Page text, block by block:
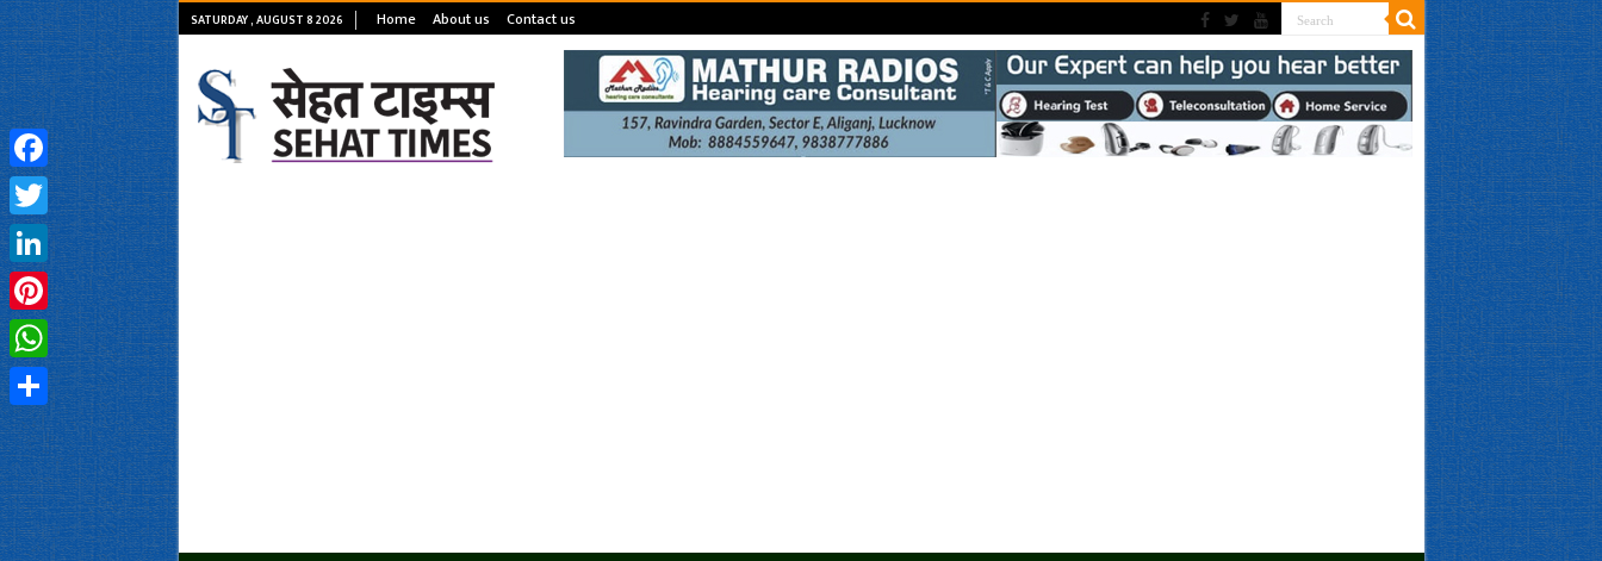
SATURDAY , AUGUST 8 2026 Home About us Contact us
Facebook
Twitter
LinkedIn
Pinterest
WhatsApp
Share